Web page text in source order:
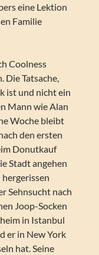
eine Lektion
Familie
Coolness
Die Tatsache,
ist und nicht ein
Mann wie Alan
Woche bleibt
den ersten
Donutkauf
Stadt angehen
Sehnsucht nach
Joop-Socken
in Istanbul
er in New York
hat. Seine